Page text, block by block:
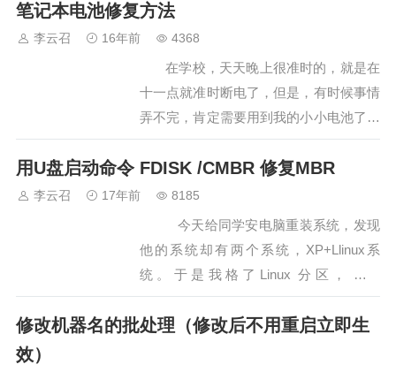
\\运行”，在“打开”框中键入“gpedit.msc…
笔记本电池修复方法
李云召 16年前 4368
在学校，天天晚上很准时的，就是在
十一点就准时断电了，但是，有时候事情
弄不完，肯定需要用到我的小小电池了，
心疼，短短的七个月，电池的损耗已经到
了70%了，真是心疼，现在真的很期待学
校晚上不要停电了。。。。 …
用U盘启动命令 FDISK /CMBR 修复MBR
李云召 17年前 8185
今天给同学安电脑重装系统，发现
他的系统却有两个系统，XP+Llinux系
统。于是我格了Linux 分区，重新
GHOST文件到C盘，重启后提示: GURB
>…
修改机器名的批处理（修改后不用重启立即生
效）